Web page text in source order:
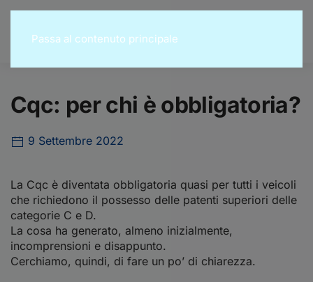
Passa al contenuto principale
Cqc: per chi è obbligatoria?
9 Settembre 2022
La Cqc è diventata obbligatoria quasi per tutti i veicoli
che richiedono il possesso delle patenti superiori delle
categorie C e D.
La cosa ha generato, almeno inizialmente,
incomprensioni e disappunto.
Cerchiamo, quindi, di fare un po’ di chiarezza.